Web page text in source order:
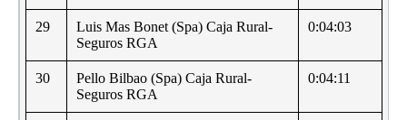
29
Luis Mas Bonet (Spa) Caja Rural-
Seguros RGA
0:04:03
30
Pello Bilbao (Spa) Caja Rural-
Seguros RGA
0:04:11